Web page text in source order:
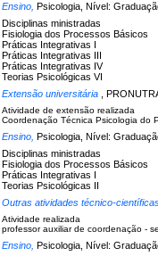
Ensino, Psicologia, Nível:
Disciplinas ministradas
Fisiologia dos Processos Básicos
Práticas Integrativas I
Práticas Integrativas III
Práticas Integrativas IV
Teorias Psicológicas VI
Extensão universitária ,
Atividade de extensão realizada
Coordenação Técnica Psicologia do
Ensino, Psicologia, Nível:
Disciplinas ministradas
Fisiologia dos Processos Básicos
Práticas Integrativas I
Teorias Psicológicas II
Outras atividades técnico-
Atividade realizada
professor auxiliar de coordenação -
Ensino, Psicologia, Nível: